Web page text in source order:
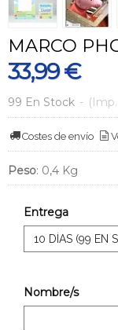
MARCO
33,99 €
99 En Stock -
Costes de envío
Peso: 0,4 Kg
Entrega
Nombre/s